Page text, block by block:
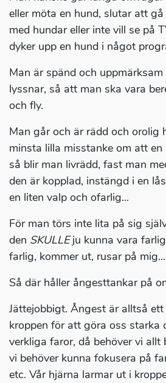
eller möta en hund, slutar att
med hundar eller inte vill se på
dyker upp en hund i något
Man är spänd och
lyssnar, så att man ska vara
och fly.
Man går och är rädd och orolig
minsta lilla misstanke om att en
så blir man livrädd, fast man
den är kopplad, instängd i en
en liten valp och ofarlig...
För man törs inte lita på sig
den SKULLEju kunna vara
farlig, kommer ut, rusar på
Så där håller ångesttankar på
Jättejobbigt. Ångest är alltså
kroppen för att göra oss starka
verkliga faror, då behöver vi allt
vi behöver kunna fokusera på
etc. Vår hjärna larmar ut i